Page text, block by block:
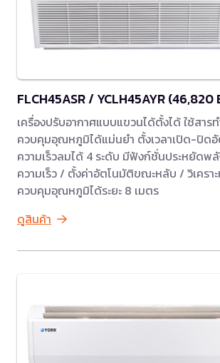
FLCH45ASR / YCLH45AYR (46,820
เครื่องปรับอากาศแบบแขวนได้ตั้งได้ ใช้สาร
ควบคุมอุณหภูมิได้แม่นยำ ตั้งเวลาเปิด-ปิด
ความเร็วลมได้ 4 ระดับ มีฟังก์ชั่นประหยัดพลั
ความเร็ว / ตั้งค่าอัตโนมัติขณะหลับ / วิเคราะ
ควบคุมอุณหภูมิได้ระยะ 8 เมตร
ดูสินค้า